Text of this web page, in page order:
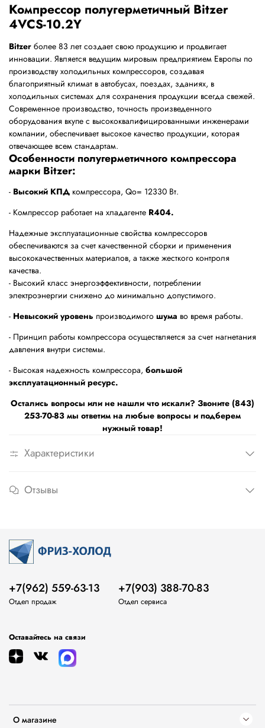
Компрессор полугерметичный Bitzer
4VCS-10.2Y
Bitzer более 83 лет создает свою продукцию и продвигает
инновации. Является ведущим мировым предприятием Европы по
производству холодильных компрессоров, создавая
благоприятный климат в автобусах, поездах, зданиях, в
холодильных системах для сохранения продукции всегда свежей.
Современное производство, точность произведенного
оборудования вкупе с высококвалифицированными инженерами
компании, обеспечивает высокое качество продукции, которая
отвечающее всем стандартам.
Особенности полугерметичного компрессора
марки Bitzer:
- Высокий КПД компрессора, Qo= 12330 Bт.
- Компрессор работает на хладагенте R404.
Надежные эксплуатационные свойства компрессоров
обеспечиваются за счет качественной сборки и применения
высококачественных материалов, а также жесткого контроля
качества.
- Высокий класс энергоэффективности, потреблении
электроэнергии снижено до минимально допустимого.
- Невысокий уровень производимого шума во время работы.
- Принцип работы компрессора осуществляется за счет нагнетания
давления внутри системы.
- Высокая надежность компрессора, большой
эксплуатационный ресурс.
Остались вопросы или не нашли что искали? Звоните (843)
253-70-83 мы ответим на любые вопросы и подберем
нужный товар!
Характеристики
Отзывы
О магазине
+7(962) 559-63-13
Отдел продаж
+7(903) 388-70-83
Отдел сервиса
Оставайтесь на связи